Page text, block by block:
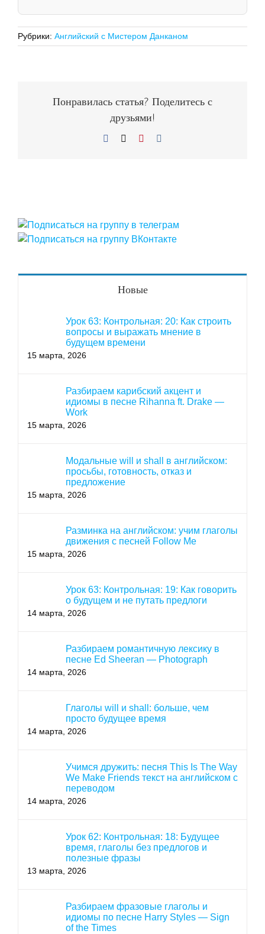
Рубрики: Английский с Мистером Данканом
Понравилась статья? Поделитесь с
друзьями!
Facebook Pinterest
Новые
Урок 63: Контрольная: 20: Как строить
вопросы и выражать мнение в
будущем времени
15 марта, 2026
Разбираем карибский акцент и
идиомы в песне Rihanna ft. Drake —
Work
15 марта, 2026
Модальные will и shall в английском:
просьбы, готовность, отказ и
предложение
15 марта, 2026
Разминка на английском: учим глаголы
движения с песней Follow Me
15 марта, 2026
Урок 63: Контрольная: 19: Как говорить
о будущем и не путать предлоги
14 марта, 2026
Разбираем романтичную лексику в
песне Ed Sheeran — Photograph
14 марта, 2026
Глаголы will и shall: больше, чем
просто будущее время
14 марта, 2026
Учимся дружить: песня This Is The Way
We Make Friends текст на английском с
переводом
14 марта, 2026
Урок 62: Контрольная: 18: Будущее
время, глаголы без предлогов и
полезные фразы
13 марта, 2026
Разбираем фразовые глаголы и
идиомы по песне Harry Styles — Sign
of the Times